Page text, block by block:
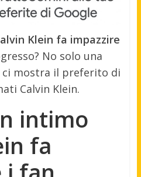
Klein fa impazzire
No solo una
mostra il preferito di
Calvin Klein.
intimo
fa